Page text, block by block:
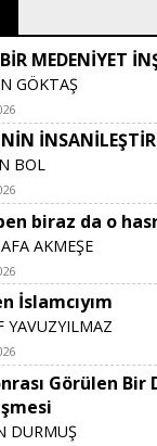
MEDENİYET
GÖKTAŞ
BOL
biraz da o
AKMEŞE
İslamcıyım
YAVUZYILMAZ
Görülen Bir
DURMUŞ